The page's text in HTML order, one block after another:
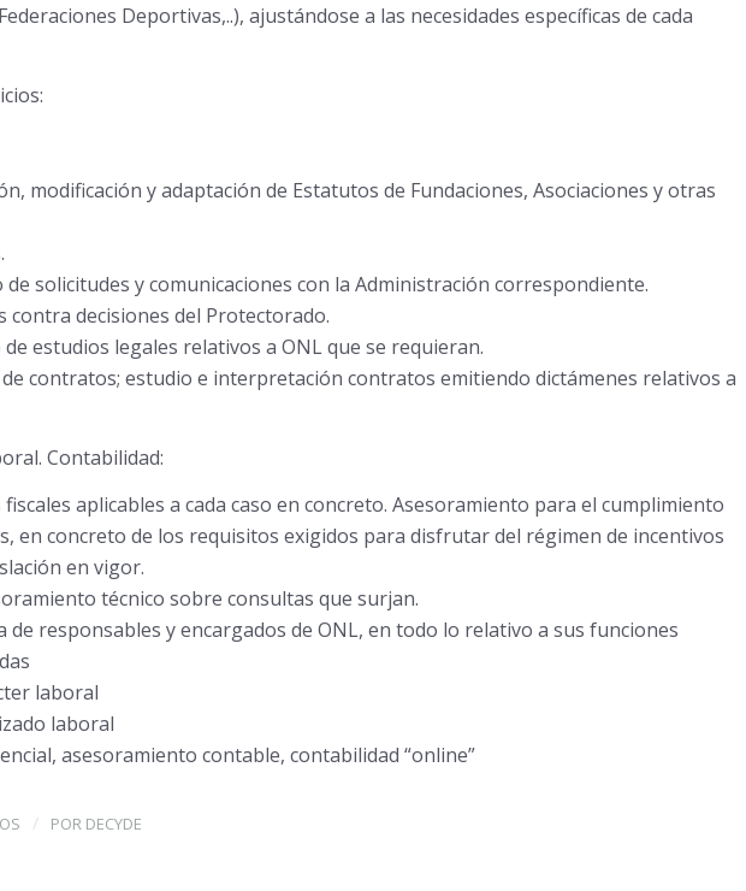
Deportivas,..), ajustándose a las necesidades específicas de cada
modificación y adaptación de Estatutos de Fundaciones, Asociaciones y otras
solicitudes y comunicaciones con la Administración correspondiente.
contra decisiones del Protectorado.
estudios legales relativos a ONL que se requieran.
de contratos; estudio e interpretación contratos emitiendo dictámenes relativos a
Contabilidad:
fiscales aplicables a cada caso en concreto. Asesoramiento para el cumplimiento
en concreto de los requisitos exigidos para disfrutar del régimen de incentivos
en vigor.
técnico sobre consultas que surjan.
de responsables y encargados de ONL, en todo lo relativo a sus funciones
laboral
laboral
asesoramiento contable, contabilidad “online”
/ POR DECYDE